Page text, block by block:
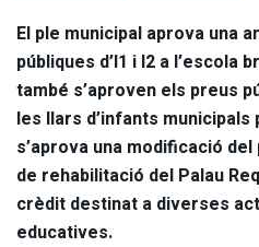
El ple municipal aprova una
públiques d’I1 i I2 a l’escola
també s’aproven els preus
les llars d’infants municipals
s’aprova una modificació
de rehabilitació del Palau
crèdit destinat a diverses
educatives.